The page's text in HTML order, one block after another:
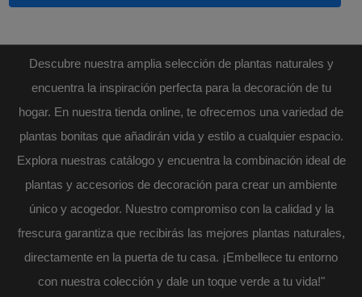
Descubre nuestra amplia selección de plantas naturales y
encuentra la inspiración perfecta para la decoración de tu
hogar. En nuestra tienda online, te ofrecemos una variedad de
plantas bonitas que añadirán vida y estilo a cualquier espacio.
Explora nuestras catálogo y encuentra la combinación ideal de
plantas y accesorios de decoración para crear un ambiente
único y acogedor. Nuestro compromiso con la calidad y la
frescura garantiza que recibirás las mejores plantas naturales,
directamente en la puerta de tu casa. ¡Embellece tu entorno
con nuestra colección y dale un toque verde a tu vida!"